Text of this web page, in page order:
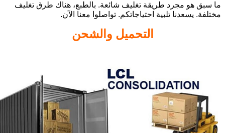
ما سبق هو مجرد طريقة تغليف شائعة. بالطبع، هناك طرق تغليف
مختلفة. يسعدنا تلبية احتياجاتكم. تواصلوا معنا الآن.
التحميل والشحن